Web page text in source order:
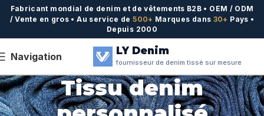
Fabricant mondial de denim et de vêtements B2B • OEM / ODM
/ Vente en gros • Au service de500+ Marques dans 30+ Pays •
Depuis 2000
Navigation LY Denim
fournisseur de denim tissé sur mesure
Tissu denim